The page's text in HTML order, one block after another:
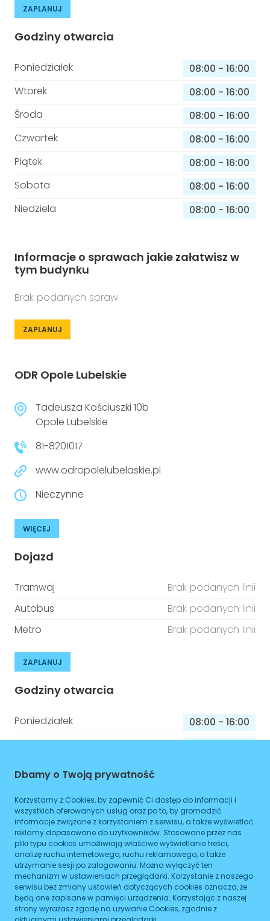
ZAPLANUJ
Godziny otwarcia
Poniedziałek 08:00 - 16:00
Wtorek
08:00 - 16:00
Środa
08:00 - 16:00
Czwartek
08:00 - 16:00
Piątek
08:00 - 16:00
Sobota
08:00 - 16:00
Niedziela
08:00 - 16:00
Informacje o sprawach jakie załatwisz w
tym budynku
Brak podanych spraw
ZAPLANUJ
ODR Opole Lubelskie
Tadeusza Kościuszki 10b
Opole Lubelskie
81-8201017
www.odropolelubelaskie.pl
Nieczynne
WIĘCEJ
Dojazd
Tramwaj
Brak podanych linii
Autobus
Brak podanych linii
Metro
Brak podanych linii
ZAPLANUJ
Godziny otwarcia
Poniedziałek 08:00 - 16:00
Wtorek
Środa
Piątek
08:00 -
16:00
Sobota
08:00-16:00
Niedziela
08:00
Informacje o sprawach jakie załatwisz w
Dbamy o Twoją prywatność
Korzystamy z Cookies, by zapewnić Ci dostęp do informacji i
wszystkich oferowanych usług oraz po to, by gromadzić
informacje związane z korzystaniem z serwisu, a także wyświetlać
reklamy dopasowane do użytkowników. Stosowane przez nas
pliki typu cookies umożliwiają właściwe wyświetlanie treści,
analizę ruchu internetowego, ruchu reklamowego, a także
utrzymanie sesji po zalogowaniu. Można wyłączyć ten
mechanizm w ustawieniach przeglądarki. Korzystanie z naszego
serwisu bez zmiany ustawień dotyczących cookies oznacza, że
będą one zapisane w pamięci urządzenia. Korzystając z naszej
strony wyrażasz zgodę na używanie Cookies, zgodnie z